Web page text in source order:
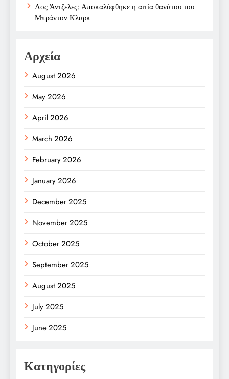
Λος Άντζελες: Αποκαλύφθηκε η αιτία θανάτου του
Μπράντον Κλαρκ
Αρχεία
August 2026
May 2026
April 2026
March 2026
February 2026
January 2026
December 2025
November 2025
October 2025
September 2025
August 2025
July 2025
June 2025
Κατηγορίες